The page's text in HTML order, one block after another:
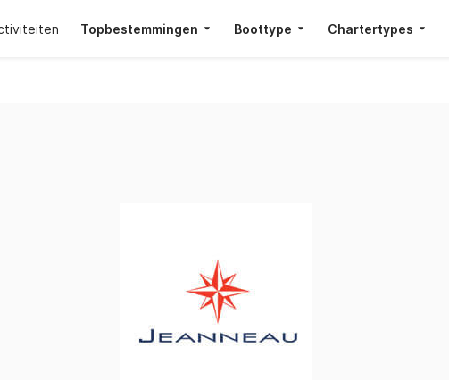
Topbestemmingen Boottype Chartertypes